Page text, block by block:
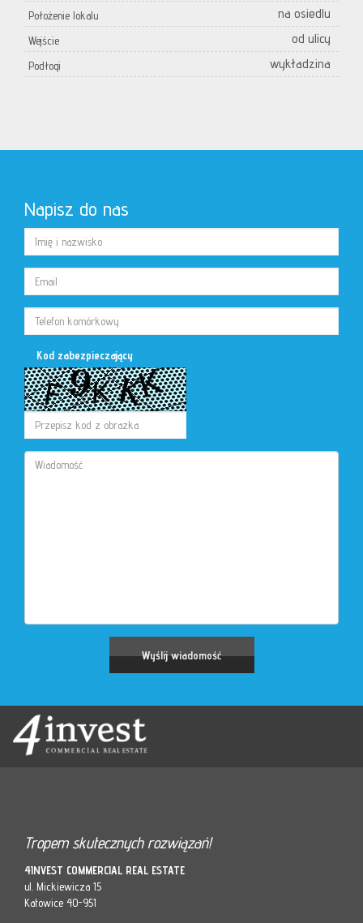
Położenie lokalu na osiedlu
Wejście od ulicy
Podłogi wykładzina
Napisz do nas
Kod zabezpieczający
Tropem skutecznych rozwiązań!
4INVEST COMMERCIAL REAL ESTATE
ul. Mickiewicza 15
Katowice 40-951